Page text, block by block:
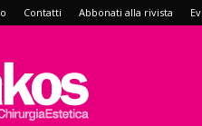
Contatti Abbonati alla rivista